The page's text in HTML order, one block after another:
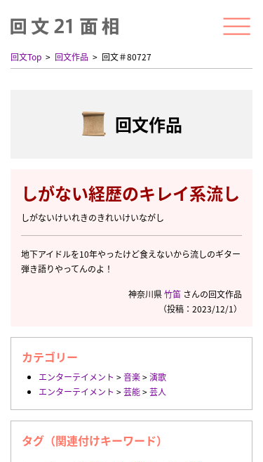
回文Top 回文作品 回文＃80727
回文作品
しがない経歴のキレイ系流し
しがないけいれきのきれいけいながし
地下アイドルを10年やったけど食えないから流しのギター
弾き語りやってんのよ！
神奈川県竹笛 さんの回文作品
（投稿：2023/12/1）
カテゴリー
エンターテイメント >音楽>演歌
エンターテイメント >芸能>芸人
タグ（関連付けキーワード）